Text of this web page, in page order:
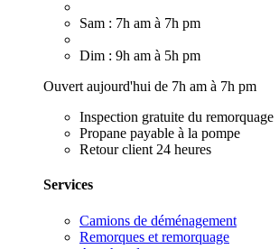
Sam : 7h am à 7h pm
Dim : 9h am à 5h pm
Ouvert aujourd'hui de 7h am à 7h pm
Inspection gratuite du remorquage
Propane payable à la pompe
Retour client 24 heures
Services
Camions de déménagement
Remorques et remorquage